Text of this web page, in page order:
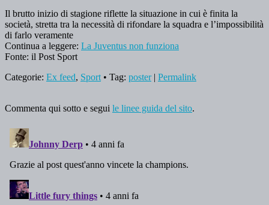
Il brutto inizio di stagione riflette la situazione in cui è finita la
società, stretta tra la necessità di rifondare la squadra e l’impossibilità
di farlo veramente
Continua a leggere: La Juventus non funziona
Fonte: il Post Sport
Categorie: Ex feed, Sport • Tag: poster| Permalink
Commenta qui sotto e segui le linee guida del sito.